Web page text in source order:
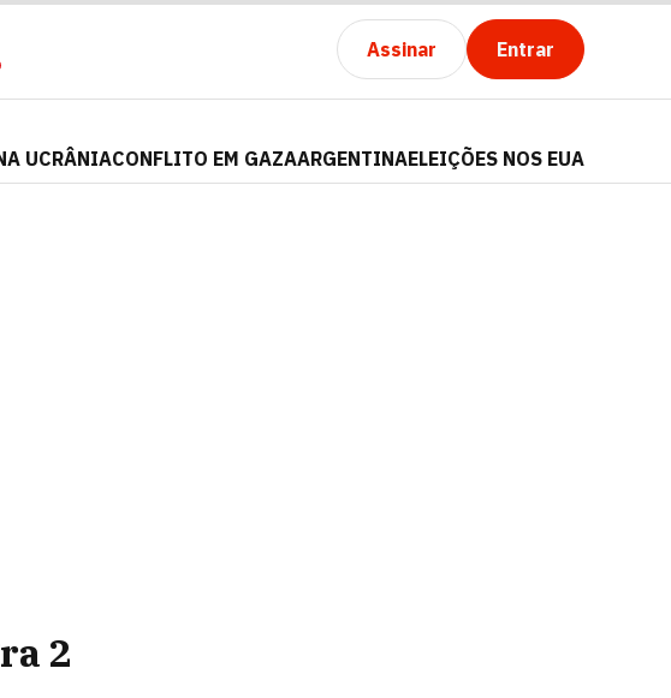
Assinar Entrar
UCRÂNIACONFLITO EM GAZAARGENTINAELEIÇÕES NOS EUA
2